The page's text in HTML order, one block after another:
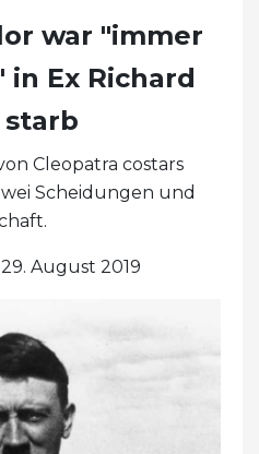
war "immer
Ex Richard
starb
Cleopatra costars
Scheidungen und
August 2019